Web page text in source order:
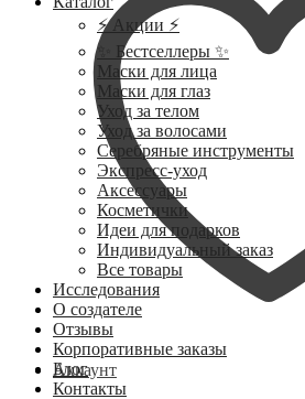
Аккаунт
⚡ Акции ⚡
✨ Бестселлеры ✨
Маски для лица
Маски для глаз
Уход за телом
Уход за волосами
Серебряные инструменты
Экспресс-уход
Аксессуары
Косметички
Идеи для подарков
Индивидуальный заказ
Все товары
Исследования
О создателе
Отзывы
Корпоративные заказы
Блог
Контакты